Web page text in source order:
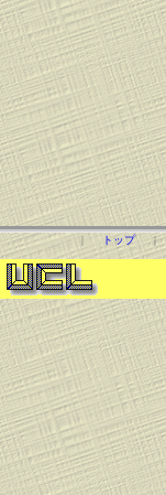
| トップ |